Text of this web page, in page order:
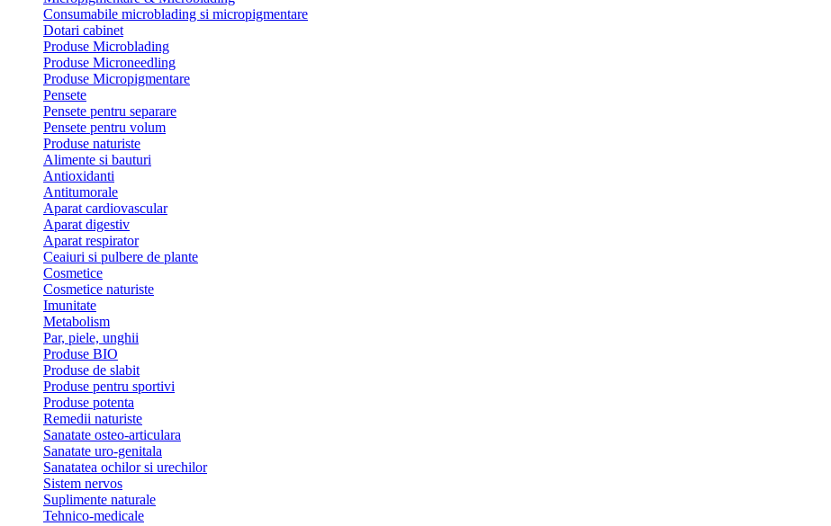
Consumabile microblading si micropigmentare
Dotari cabinet
Produse Microblading
Produse Microneedling
Produse Micropigmentare
Pensete
Pensete pentru separare
Pensete pentru volum
Produse naturiste
Alimente si bauturi
Antioxidanti
Antitumorale
Aparat cardiovascular
Aparat digestiv
Aparat respirator
Ceaiuri si pulbere de plante
Cosmetice
Cosmetice naturiste
Imunitate
Metabolism
Par, piele, unghii
Produse BIO
Produse de slabit
Produse pentru sportivi
Produse potenta
Remedii naturiste
Sanatate osteo-articulara
Sanatate uro-genitala
Sanatatea ochilor si urechilor
Sistem nervos
Suplimente naturale
Tehnico-medicale